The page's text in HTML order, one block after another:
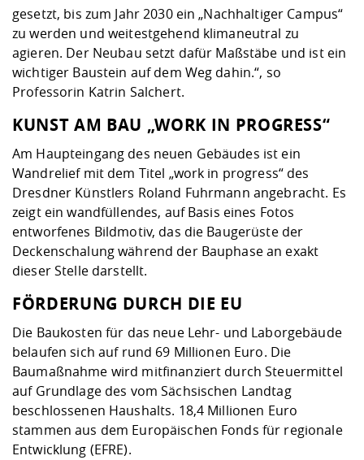
gesetzt, bis zum Jahr 2030 ein „Nachhaltiger Campus“
zu werden und weitestgehend klimaneutral zu
agieren. Der Neubau setzt dafür Maßstäbe und ist ein
wichtiger Baustein auf dem Weg dahin.“, so
Professorin Katrin Salchert.
KUNST AM BAU „WORK IN PROGRESS“
Am Haupteingang des neuen Gebäudes ist ein
Wandrelief mit dem Titel „work in progress“ des
Dresdner Künstlers Roland Fuhrmann angebracht. Es
zeigt ein wandfüllendes, auf Basis eines Fotos
entworfenes Bildmotiv, das die Baugerüste der
Deckenschalung während der Bauphase an exakt
dieser Stelle darstellt.
FÖRDERUNG DURCH DIE EU
Die Baukosten für das neue Lehr- und Laborgebäude
belaufen sich auf rund 69 Millionen Euro. Die
Baumaßnahme wird mitfinanziert durch Steuermittel
auf Grundlage des vom Sächsischen Landtag
beschlossenen Haushalts. 18,4 Millionen Euro
stammen aus dem Europäischen Fonds für regionale
Entwicklung (EFRE).